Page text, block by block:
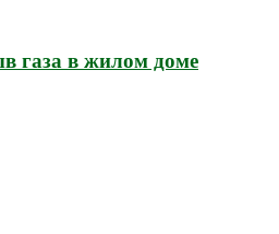
газа в жилом доме